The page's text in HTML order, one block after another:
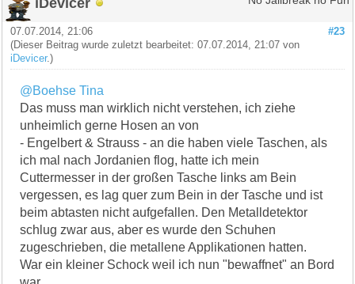
#23
07.07.2014, 21:06
(Dieser Beitrag wurde zuletzt bearbeitet: 07.07.2014, 21:07 von
iDevicer.)
@Boehse Tina
Das muss man wirklich nicht verstehen, ich ziehe
unheimlich gerne Hosen an von
- Engelbert & Strauss - an die haben viele Taschen, als
ich mal nach Jordanien flog, hatte ich mein
Cuttermesser in der großen Tasche links am Bein
vergessen, es lag quer zum Bein in der Tasche und ist
beim abtasten nicht aufgefallen. Den Metalldetektor
schlug zwar aus, aber es wurde den Schuhen
zugeschrieben, die metallene Applikationen hatten.
War ein kleiner Schock weil ich nun "bewaffnet" an Bord